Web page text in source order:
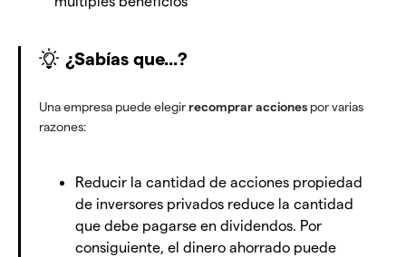
¿Sabías que...?
Una empresa puede elegirrecomprar acciones por varias
razones:
Reducir la cantidad de acciones propiedad
de inversores privados reduce la cantidad
que debe pagarse en dividendos. Por
consiguiente, el dinero ahorrado puede